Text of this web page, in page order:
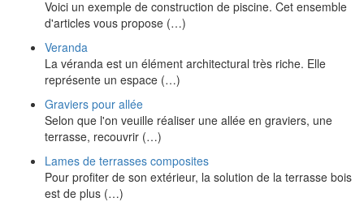
Voici un exemple de construction de piscine. Cet ensemble
d'articles vous propose (…)
Veranda
La véranda est un élément architectural très riche. Elle
représente un espace (…)
Graviers pour allée
Selon que l'on veuille réaliser une allée en graviers, une
terrasse, recouvrir (…)
Lames de terrasses composites
Pour profiter de son extérieur, la solution de la terrasse bois
est de plus (…)